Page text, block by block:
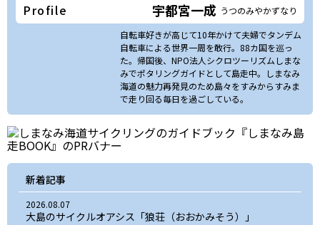
Profile 宇都宮一成 うつのみやかずなり
自転車好きが高じて10年かけて夫婦でタンデム
自転車による世界一周を敢行。88カ国を巡っ
た。帰国後、NPO法人シクロツーリズムしまな
みでポタリングガイドとして島走中。しまなみ
海道の魅力再発見のため島々をすみからすみま
で走り回る毎日を過ごしている。
新着記事
2026.08.07
大島のサイクルオアシス「狼荘（おおかみそう）」